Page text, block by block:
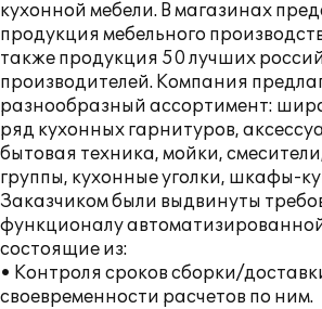
кухонной мебели. В магазинах
продукция мебельного
также продукция 50 лучших
производителей. Компания
разнообразный ассортимент:
ряд кухонных гарнитуров,
бытовая техника, мойки,
группы, кухонные уголки, шкафы-
Заказчиком были выдвинуты
функционалу
состоящие из:
• Контроля сроков сборки/
своевременности расчетов по ним.